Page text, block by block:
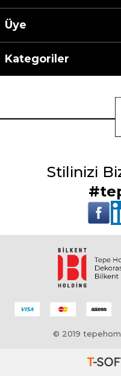
Üye
Kategoriler
Stilinizi
© 2019